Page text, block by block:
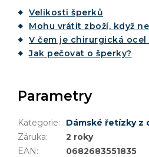
Velikosti šperků
Mohu vrátit zboží, když
V čem je chirurgická
Jak pečovat o šperky?
Parametry
Kategorie:
Dámské řetízky z
Záruka:
2 roky
EAN:
0682683551835